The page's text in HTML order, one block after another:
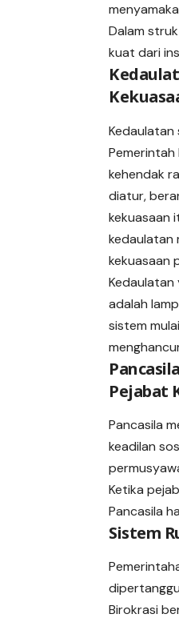
Dalam
kuat dari
kehendak
diatur,
kekuasaan
kedaulatan
kekuasaan
adalah
sistem
Pejabat
Pancasila
keadilan
Ketika
Pancasila
Sistem
Birokrasi